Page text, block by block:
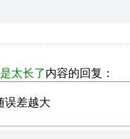
太长了内容的回复：
误差越大